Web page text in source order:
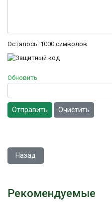
Осталось: 1000 символов
Обновить
Отправить Очистить
Предыдущий: Bad Dudes
Назад
Рекомендуемые